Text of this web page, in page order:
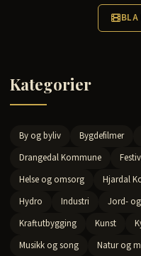
BLA
Kategorier
By og byliv Bygdefilmer
Drangedal Kommune
Helse og omsorg
Hjardal
Hydro
Industri Jord-
Kraftutbygging
Kunst
Musikk og song
Natur og